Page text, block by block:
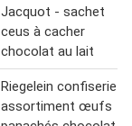
Jacquot - sachet
ceus à cacher
chocolat au lait
Riegelein confiserie
assortiment œufs